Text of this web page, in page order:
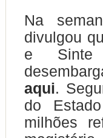
Na
divulgou
e Sinte
aqui.
do
milhões